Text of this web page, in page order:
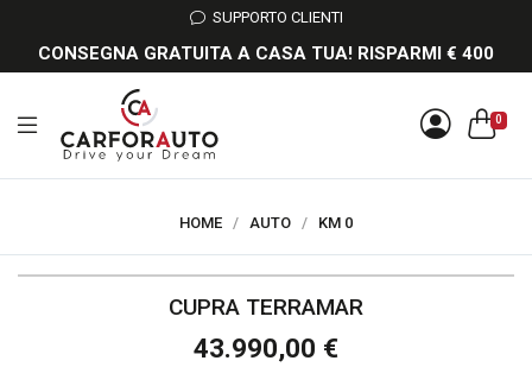
SUPPORTO CLIENTI
CONSEGNA GRATUITA A CASA TUA! RISPARMI € 400
0
HOME / AUTO / KM 0
CUPRA TERRAMAR
43.990,00 €